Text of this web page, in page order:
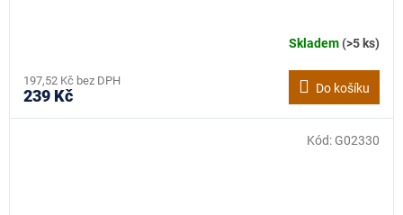
Skladem(>5 ks)
197,52 Kč bez DPH
239 Kč Do košíku
Kód: G02330